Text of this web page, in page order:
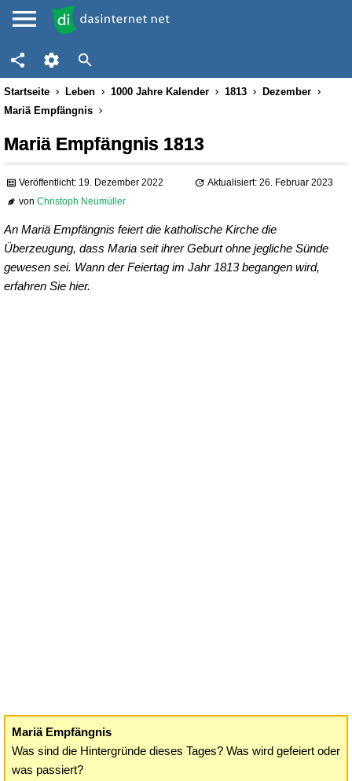
Startseite Leben 1000 Jahre Kalender 1813
Dezember
Mariä Empfängnis
Mariä Empfängnis 1813
Veröffentlicht: 19. Dezember 2022
Aktualisiert: 26. Februar 2023
vonChristoph Neumüller
An Mariä Empfängnis feiert die katholische Kirche die
Überzeugung, dass Maria seit ihrer Geburt ohne jegliche Sünde
gewesen sei. Wann der Feiertag im Jahr 1813 begangen wird,
erfahren Sie hier.
Mariä Empfängnis
Was sind die Hintergründe dieses Tages? Was wird gefeiert oder
was passiert?